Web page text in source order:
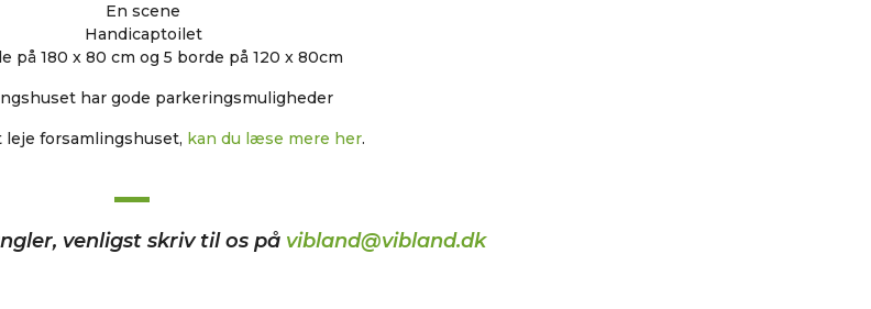
En scene
Handicaptoilet
på 180 x 80 cm og 5 borde på 120 x 80cm
har gode parkeringsmuligheder
forsamlingshuset, kan du læse mere her.
venligst skriv til os på vibland@vibland.dk